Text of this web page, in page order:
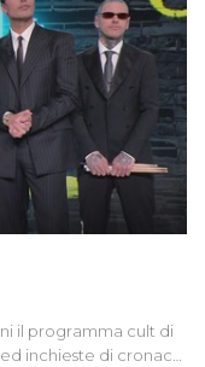
un fenomeno
il programma cult di
inchieste di cronaca